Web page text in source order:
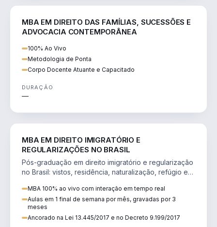
MBA EM DIREITO DAS FAMÍLIAS, SUCESSÕES E
ADVOCACIA CONTEMPORÂNEA
100% Ao Vivo
Metodologia de Ponta
Corpo Docente Atuante e Capacitado
DURAÇÃO
—
MBA EM DIREITO IMIGRATÓRIO E
REGULARIZAÇÕES NO BRASIL
Pós-graduação em direito imigratório e regularização
no Brasil: vistos, residência, naturalização, refúgio e
MBA 100% ao vivo com interação em tempo real
Aulas em 1 final de semana por mês, gravadas por 3
meses
Ancorado na Lei 13.445/2017 e no Decreto 9.199/2017